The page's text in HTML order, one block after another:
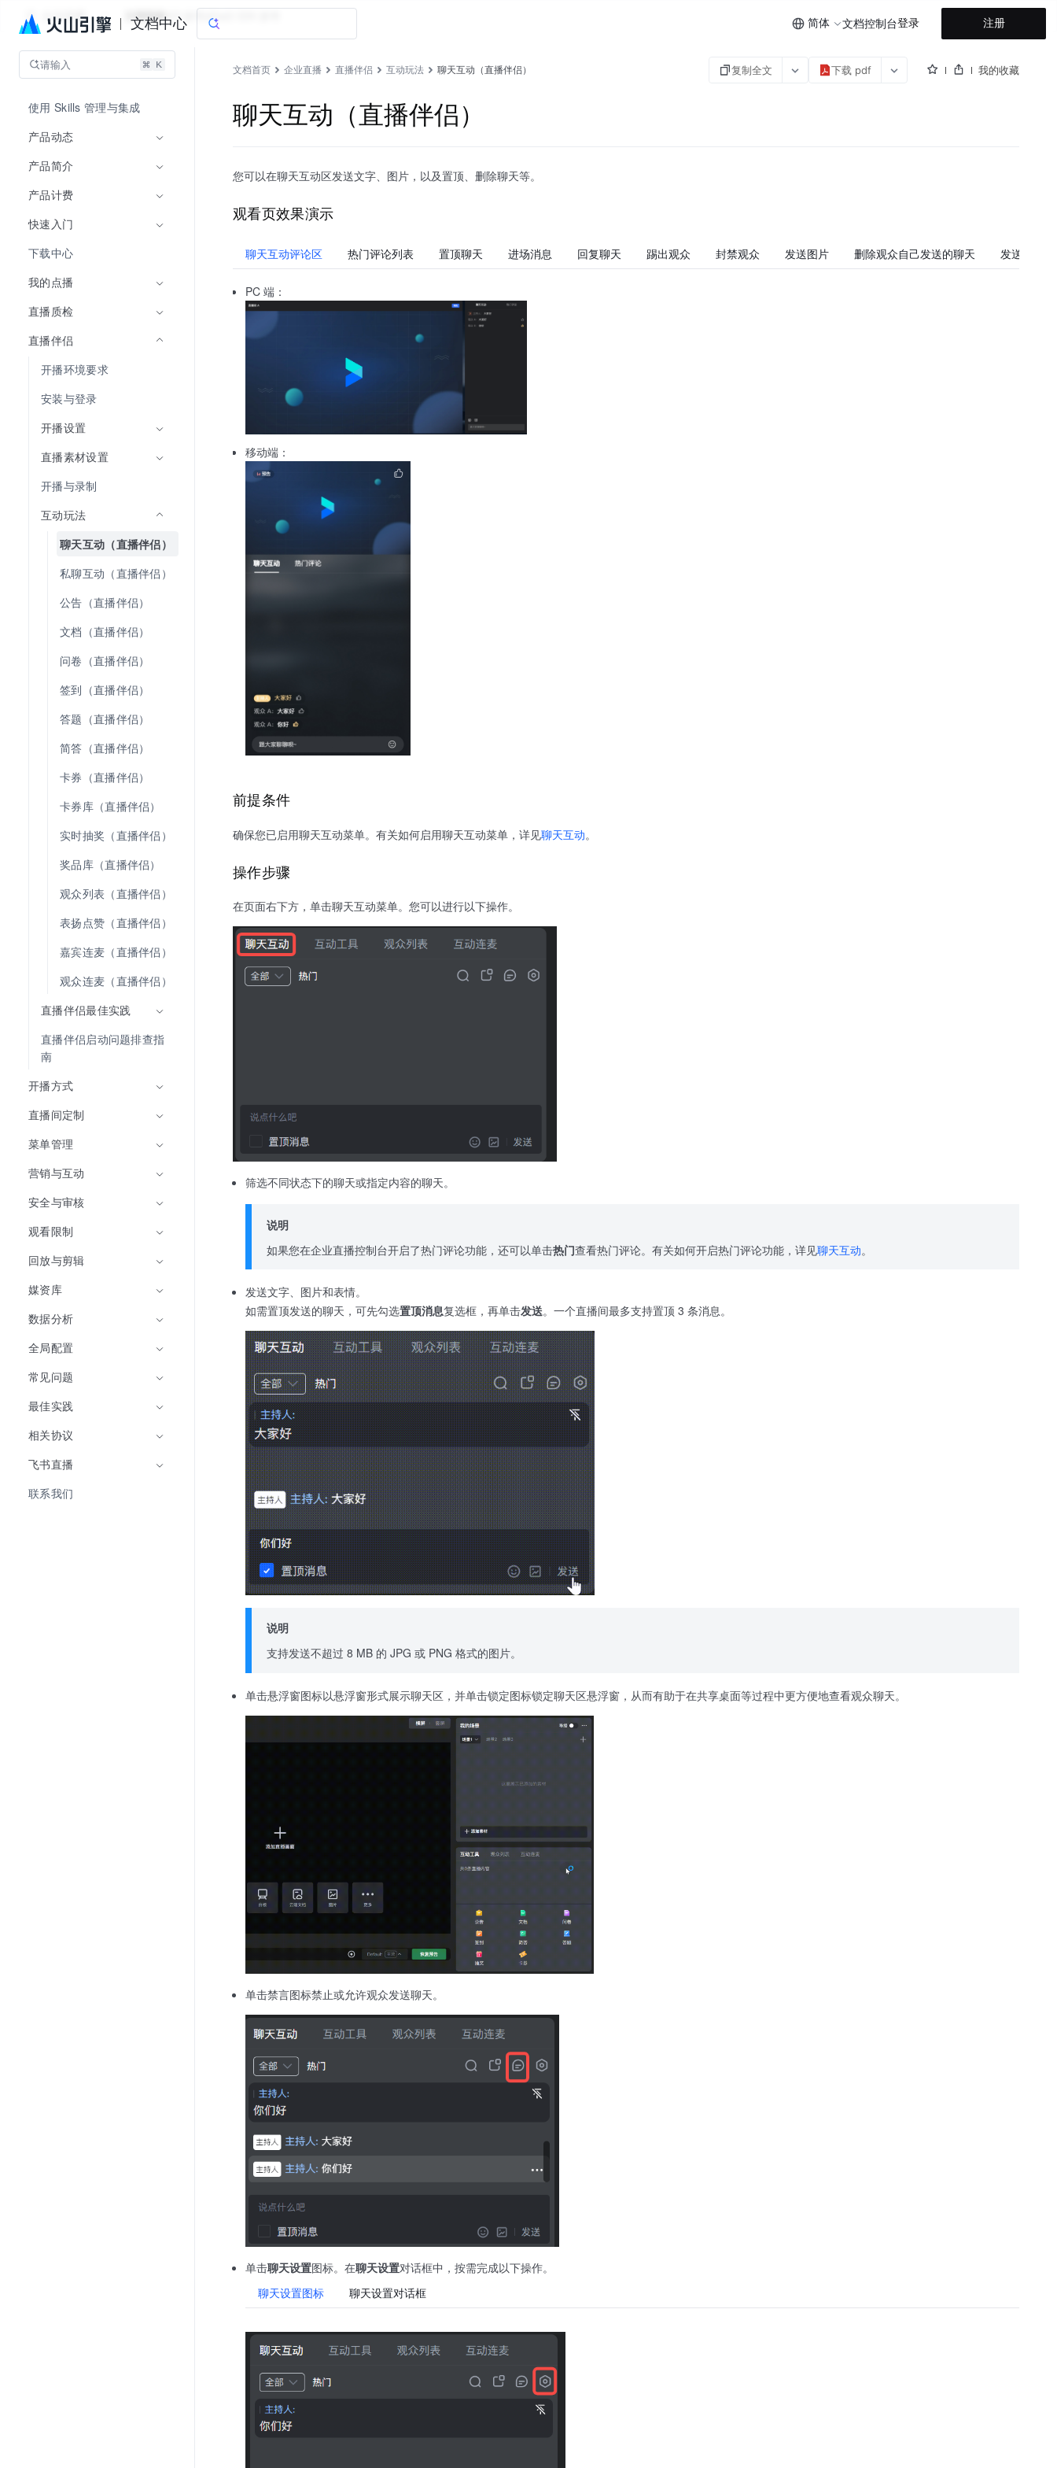
文档中心 简体 文档控制台登录 注册
企业直播 文档指南API 参考 aPaaS SDK 参考
请输入
使用 Skills 管理与集成
产品动态
产品简介
产品计费
快速入门
下载中心
我的点播
直播质检
直播伴侣
开播环境要求
安装与登录
开播设置
直播素材设置
开播与录制
互动玩法
聊天互动（直播伴侣）
私聊互动（直播伴侣）
公告（直播伴侣）
文档（直播伴侣）
问卷（直播伴侣）
签到（直播伴侣）
答题（直播伴侣）
简答（直播伴侣）
卡券（直播伴侣）
卡券库（直播伴侣）
实时抽奖（直播伴侣）
奖品库（直播伴侣）
观众列表（直播伴侣）
表扬点赞（直播伴侣）
嘉宾连麦（直播伴侣）
观众连麦（直播伴侣）
直播伴侣最佳实践
直播伴侣启动问题排查指
南
开播方式
直播间定制
菜单管理
营销与互动
安全与审核
观看限制
回放与剪辑
媒资库
数据分析
全局配置
常见问题
最佳实践
相关协议
飞书直播
联系我们
文档首页 企业直播 直播伴侣 互动玩法 聊天互动（直播伴侣） 复制全文 下载 pdf 我的收藏
聊天互动（直播伴侣）
您可以在聊天互动区发送文字、图片，以及置顶、删除聊天等。
观看页效果演示
聊天互动评论区 热门评论列表 置顶聊天 进场消息 回复聊天 踢出观众 封禁观众 发送图片 删除观众自己发送的聊天 发送自定
PC 端：
移动端：
前提条件
确保您已启用聊天互动菜单。有关如何启用聊天互动菜单，详见聊天互动。
操作步骤
在页面右下方，单击聊天互动菜单。您可以进行以下操作。
筛选不同状态下的聊天或指定内容的聊天。
说明
如果您在企业直播控制台开启了热门评论功能，还可以单击热门查看热门评论。有关如何开启热门评论功能，详见聊天互动。
发送文字、图片和表情。
如需置顶发送的聊天，可先勾选置顶消息复选框，再单击发送。一个直播间最多支持置顶 3 条消息。
说明
支持发送不超过 8 MB 的 JPG 或 PNG 格式的图片。
单击悬浮窗图标以悬浮窗形式展示聊天区，并单击锁定图标锁定聊天区悬浮窗，从而有助于在共享桌面等过程中更方便地查看观众聊天。
单击禁言图标禁止或允许观众发送聊天。
单击聊天设置图标。在聊天设置对话框中，按需完成以下操作。
聊天设置图标
聊天设置对话框